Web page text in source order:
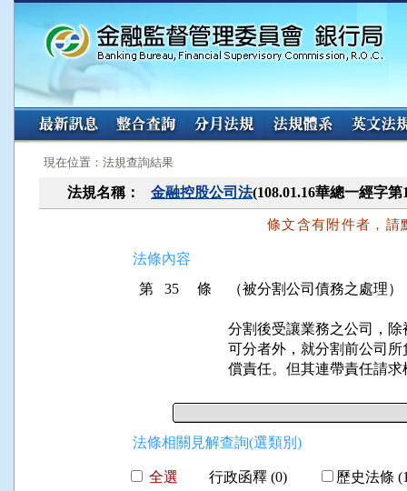
:::
現在位置：法規查詢結果
法規名稱： 金融控股公司法(108.01.16華總一經字
條文含有附件者，請
法條內容
第 35 條
（被分割公司債務之處理）
分割後受讓業務之公司，
可分者外，就分割前公司
償責任。但其連帶責任請
法條相關見解查詢(選類別)
全選 行政函釋 (0) 歷史法條